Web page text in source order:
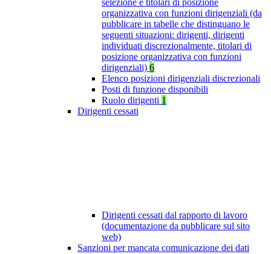
selezione e titolari di posizione
organizzativa con funzioni dirigenziali (da
pubblicare in tabelle che distinguano le
seguenti situazioni: dirigenti, dirigenti
individuati discrezionalmente, titolari di
posizione organizzativa con funzioni
dirigenziali) 6
Elenco posizioni dirigenziali discrezionali
Posti di funzione disponibili
Ruolo dirigenti 1
Dirigenti cessati
Dirigenti cessati dal rapporto di lavoro
(documentazione da pubblicare sul sito
web)
Sanzioni per mancata comunicazione dei dati